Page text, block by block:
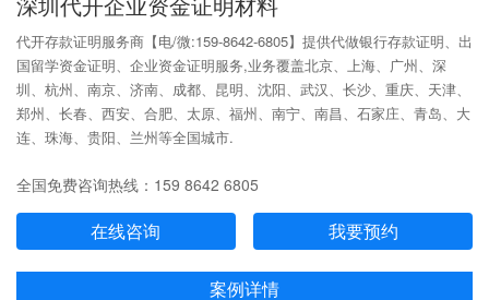
深圳代开企业资金证明材料
代开存款证明服务商【电/微:159-8642-6805】提供代做银行存款证明、出
国留学资金证明、企业资金证明服务,业务覆盖北京、上海、广州、深
圳、杭州、南京、济南、成都、昆明、沈阳、武汉、长沙、重庆、天津、
郑州、长春、西安、合肥、太原、福州、南宁、南昌、石家庄、青岛、大
连、珠海、贵阳、兰州等全国城市.
全国免费咨询热线：159 8642 6805
在线咨询 我要预约
案例详情